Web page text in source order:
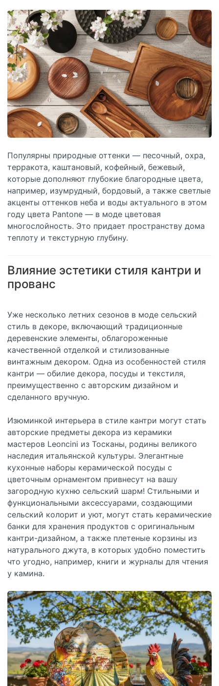
Популярны природные оттенки — песочный, охра,
терракота, каштановый, кофейный, бежевый,
которые дополняют глубокие благородные цвета,
например, изумрудный, бордовый, а также светлые
акценты оттенков неба и воды актуального в этом
году цвета Pantone — в моде цветовая
многослойность. Это придает пространству дома
теплоту и текстурную глубину.
Влияние эстетики стиля кантри и
прованс
Уже несколько летних сезонов в моде сельский
стиль в декоре, включающий традиционные
деревенские элементы, облагороженные
качественной отделкой и стилизованные
винтажным декором. Одна из особенностей стиля
кантри — обилие декора, посуды и текстиля,
преимущественно с авторским дизайном и
сделанного вручную.
Изюминкой интерьера в стиле кантри могут стать
авторские предметы декора из керамики
мастеров Leoncini из Тосканы, родины великого
наследия итальянской культуры. Элегантные
кухонные наборы керамической посуды с
цветочным орнаментом привнесут на вашу
загородную кухню сельский шарм! Стильными и
функциональными аксессуарами, создающими
сельский колорит и уют, могут стать керамические
банки для хранения продуктов с оригинальным
кантри-дизайном, а также плетеные корзины из
натурального джута, в которых удобно поместить
что угодно, например, книги и журналы для чтения
у камина.